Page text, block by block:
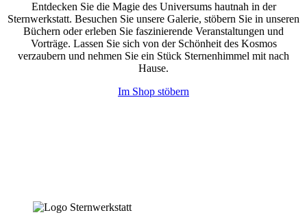
Entdecken Sie die Magie des Universums hautnah in der
Sternwerkstatt. Besuchen Sie unsere Galerie, stöbern Sie in unseren
Büchern oder erleben Sie faszinierende Veranstaltungen und
Vorträge. Lassen Sie sich von der Schönheit des Kosmos
verzaubern und nehmen Sie ein Stück Sternenhimmel mit nach
Hause.
Im Shop stöbern